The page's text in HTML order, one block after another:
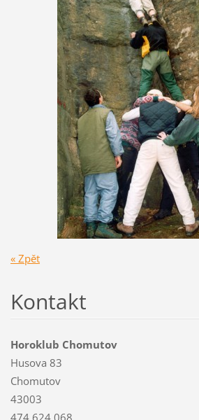
« Zpět
Kontakt
Horoklub Chomutov
Husova 83
Chomutov
43003
474 624 068